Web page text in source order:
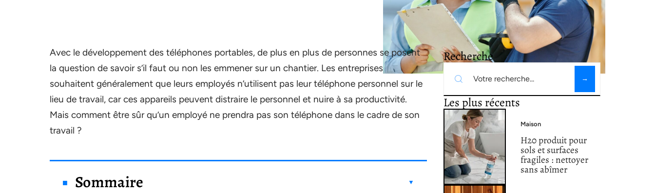
Avec le développement des téléphones portables, de plus en plus de personnes se posent
la question de savoir s’il faut ou non les emmener sur un chantier. Les entreprises
souhaitent généralement que leurs employés n’utilisent pas leur téléphone personnel sur le
lieu de travail, car ces appareils peuvent distraire le personnel et nuire à sa productivité.
Mais comment être sûr qu’un employé ne prendra pas son téléphone dans le cadre de son
travail ?
Sommaire
Recherche
Les plus récents
Maison
H20 produit pour
sols et surfaces
fragiles : nettoyer
sans abîmer